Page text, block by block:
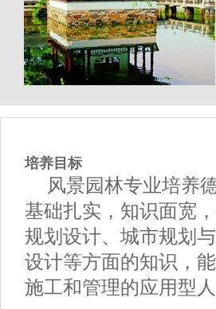
培养目标
风景园林专业培养
基础扎实，知识面宽
规划设计、城市规划
设计等方面的知识，
施工和管理的应用型人